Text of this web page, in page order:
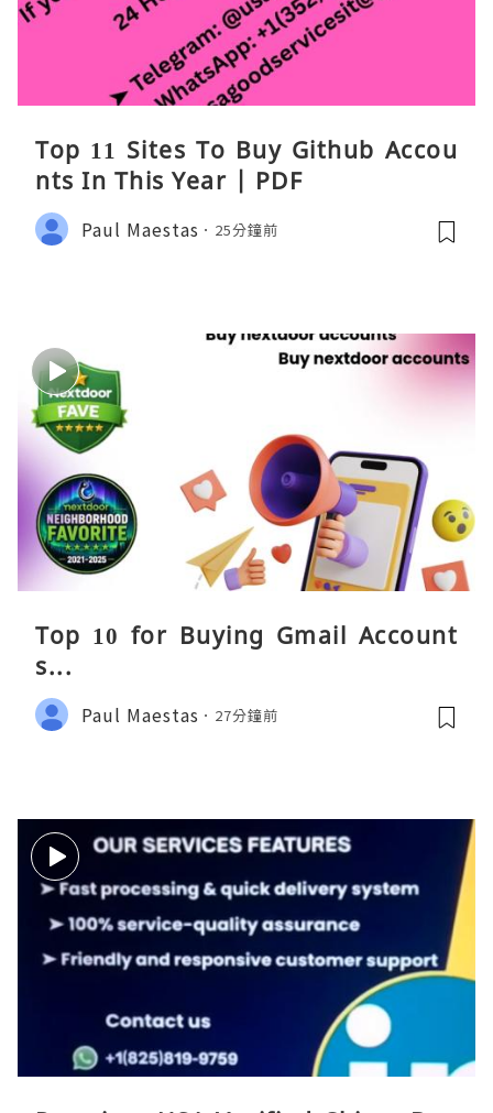
Top 11 Sites To Buy Github Accou
nts In This Year | PDF
Paul Maestas 25分鐘前
Top 10 for Buying Gmail Account
s...
Paul Maestas 27分鐘前